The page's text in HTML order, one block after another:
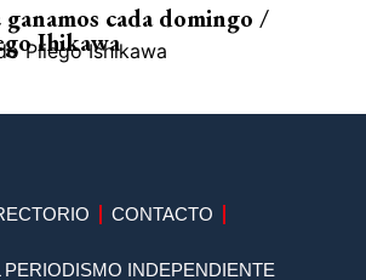
ganamos cada domingo /
Ihikawa
Pliego Ishikawa
CONTACTO
PERIODISMO INDEPENDIENTE